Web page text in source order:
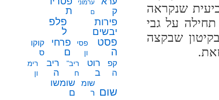
שנקראה
על גבי
שבקצה
ק
ערמוני
ם
ת
פירות
יבשים
פלפ
ל
פסט
ה
פסי
ון
פרחי
ם
קוקו
ס
קפ
ה
רוט
ב
ריב"
ח
ריב
ה
רימ
ון
שום
שומ
ר
שומשו
ם